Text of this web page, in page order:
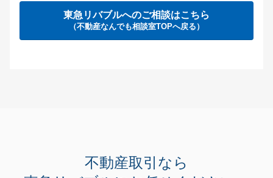
東急リバブルへのご相談はこちら
（不動産なんでも相談室TOPへ戻る）
不動産取引なら